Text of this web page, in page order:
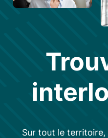
Sur tout le territoire,